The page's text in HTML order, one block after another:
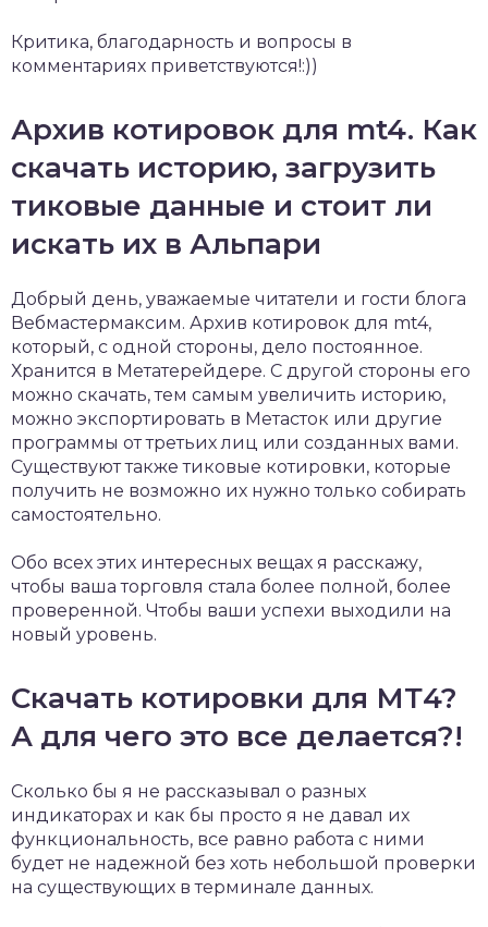
Критика, благодарность и вопросы в
комментариях приветствуются!:))
Архив котировок для mt4. Как
скачать историю, загрузить
тиковые данные и стоит ли
искать их в Альпари
Добрый день, уважаемые читатели и гости блога
Вебмастермаксим. Архив котировок для mt4,
который, с одной стороны, дело постоянное.
Хранится в Метатерейдере. С другой стороны его
можно скачать, тем самым увеличить историю,
можно экспортировать в Метасток или другие
программы от третьих лиц или созданных вами.
Существуют также тиковые котировки, которые
получить не возможно их нужно только собирать
самостоятельно.
Обо всех этих интересных вещах я расскажу,
чтобы ваша торговля стала более полной, более
проверенной. Чтобы ваши успехи выходили на
новый уровень.
Скачать котировки для МТ4?
А для чего это все делается?!
Сколько бы я не рассказывал о разных
индикаторах и как бы просто я не давал их
функциональность, все равно работа с ними
будет не надежной без хоть небольшой проверки
на существующих в терминале данных.